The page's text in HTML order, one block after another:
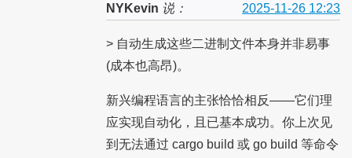
NYKevin 说： 2025-11-26 12:23
> 自动生成这些二进制文件本身并非易事
(成本也高昂)。
新兴编程语言的主张恰恰相反——它们理
应实现自动化，且已基本成功。你上次见
到无法通过 cargo build 或 go build 等命令